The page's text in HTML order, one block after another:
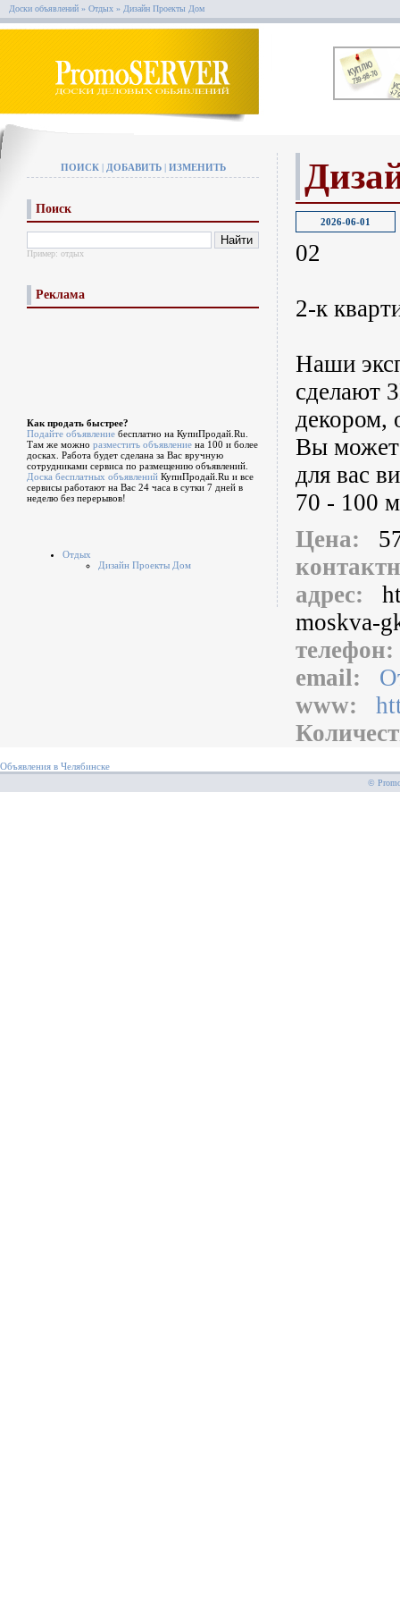
Доски объявлений » Отдых » Дизайн Проекты Дом
ПОИСК| ДОБАВИТЬ| ИЗМЕНИТЬ
Поиск
Пример: отдых
Реклама
Как продать быстрее?
Подайте объявление бесплатно на КупиПродай.Ru.
Там же можно разместить объявление на 100 и более
досках. Работа будет сделана за Вас вручную
сотрудниками сервиса по размещению объявлений.
Доска бесплатных объявлений КупиПродай.Ru и все
сервисы работают на Вас 24 часа в сутки 7 дней в
неделю без перерывов!
Отдых
Дизайн Проекты Дом
2026-06-01
02
2-к
Наши
сделают
декором,
Вы
для вас
70 - 100
Цена:
адрес:
moskva-
email:
www:
Объявления в Челябинске
©